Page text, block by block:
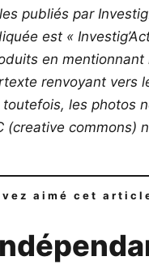
publiés par
est «
en mentionnant
renvoyant vers
les photos
(creative commons)
aimé cet